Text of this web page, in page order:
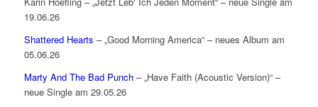
19.06.26
Shattered Hearts – „Good Morning America“ – neues Album am
05.06.26
Marty And The Bad Punch– „Have Faith (Acoustic Version)“ –
neue Single am 29.05.26